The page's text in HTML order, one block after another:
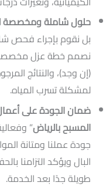
حلول شاملة ومخصصة
بل نقوم بإجراء فحص
نصمم خطة عزل مخصصة
(إن وجد)، والنتائج
لمشكلة تسرب المياه.
ضمان الجودة على
المسبح بالرياض”
جودة عملنا ومتانة
البال ويؤكد التزامنا
طويلة جدًا بعد الخدمة.